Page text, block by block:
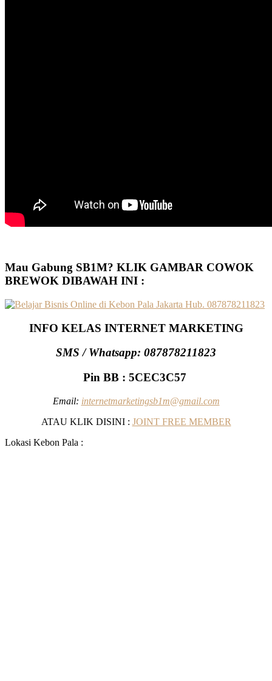
Mau Gabung SB1M? KLIK GAMBAR COWOK
BREWOK DIBAWAH INI :
INFO KELAS INTERNET MARKETING
SMS / Whatsapp: 087878211823
Pin BB : 5CEC3C57
Email: internetmarketingsb1m@gmail.com
ATAU KLIK DISINI : JOINT FREE MEMBER
Lokasi Kebon Pala :